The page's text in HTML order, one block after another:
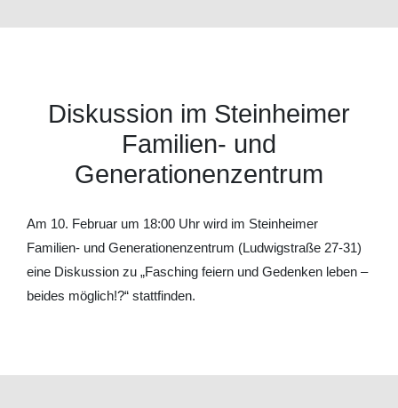
Diskussion im Steinheimer
Familien- und
Generationenzentrum
Am 10. Februar um 18:00 Uhr wird im Steinheimer
Familien- und Generationenzentrum (Ludwigstraße 27-31)
eine Diskussion zu „Fasching feiern und Gedenken leben –
beides möglich!?“ stattfinden.